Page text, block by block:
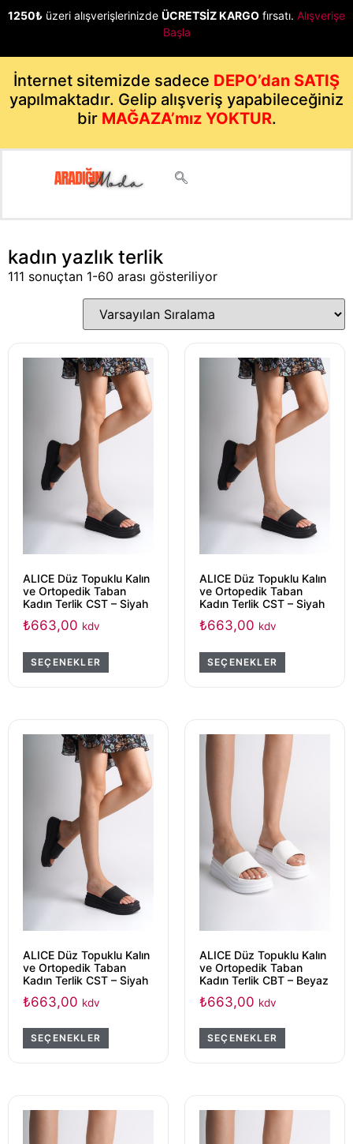
1250₺ üzeri alışverişlerinizde ÜCRETSİZ KARGO fırsatı. Alışverişe
Başla
İnternet sitemizde sadece DEPO’dan SATIŞ
yapılmaktadır. Gelip alışveriş yapabileceğiniz
bir MAĞAZA’mız YOKTUR.
kadın yazlık terlik
111 sonuçtan 1-60 arası gösteriliyor
ALICE Düz Topuklu Kalın
ve Ortopedik Taban
Kadın Terlik CST – Siyah
₺663,00 kdv
SEÇENEKLER
ALICE Düz Topuklu Kalın
ve Ortopedik Taban
Kadın Terlik CST – Siyah
₺663,00 kdv
SEÇENEKLER
ALICE Düz Topuklu Kalın
ve Ortopedik Taban
Kadın Terlik CST – Siyah
₺663,00 kdv
SEÇENEKLER
ALICE Düz Topuklu Kalın
ve Ortopedik Taban
Kadın Terlik CBT – Beyaz
₺663,00 kdv
SEÇENEKLER